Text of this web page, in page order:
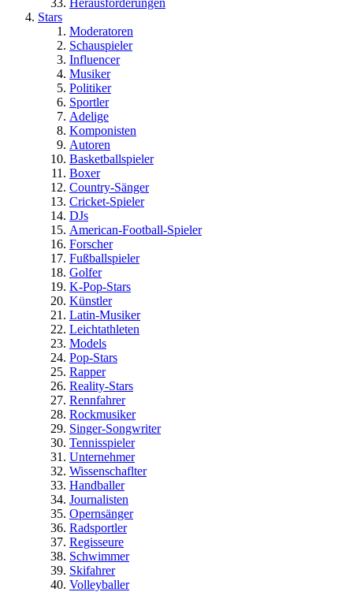
Herausforderungen
Stars
Moderatoren
Schauspieler
Influencer
Musiker
Politiker
Sportler
Adelige
Komponisten
Autoren
Basketballspieler
Boxer
Country-Sänger
Cricket-Spieler
DJs
American-Football-Spieler
Forscher
Fußballspieler
Golfer
K-Pop-Stars
Künstler
Latin-Musiker
Leichtathleten
Models
Pop-Stars
Rapper
Reality-Stars
Rennfahrer
Rockmusiker
Singer-Songwriter
Tennisspieler
Unternehmer
Wissenschaflter
Handballer
Journalisten
Opernsänger
Radsportler
Regisseure
Schwimmer
Skifahrer
Volleyballer